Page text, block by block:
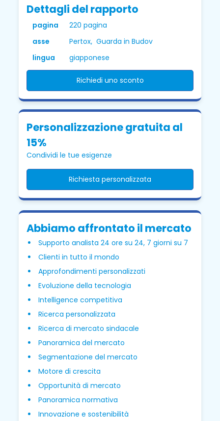
Dettagli del rapporto
pagina
220 pagina
asse
Pertox, Guarda in Budov
lingua
giapponese
Richiedi uno sconto
Personalizzazione gratuita al
15%
Condividi le tue esigenze
Richiesta personalizzata
Abbiamo affrontato il mercato
Supporto analista 24 ore su 24, 7 giorni su 7
Clienti in tutto il mondo
Approfondimenti personalizzati
Evoluzione della tecnologia
Intelligence competitiva
Ricerca personalizzata
Ricerca di mercato sindacale
Panoramica del mercato
Segmentazione del mercato
Motore di crescita
Opportunità di mercato
Panoramica normativa
Innovazione e sostenibilità